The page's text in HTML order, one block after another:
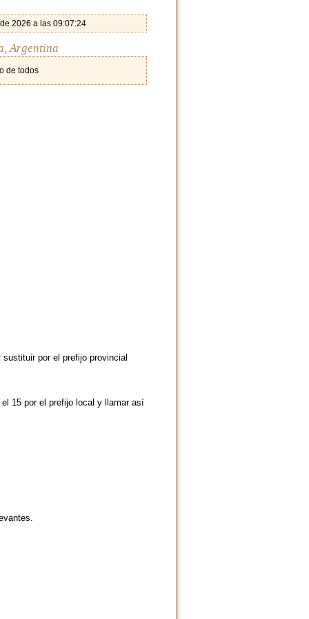
2026 a las 09:07:24
Argentina
de todos
por el prefijo provincial
el 15 por el prefijo local y llamar así